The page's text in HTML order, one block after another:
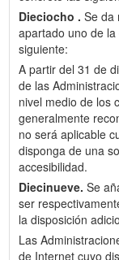
Dieciocho . Se da
apartado uno de
siguiente:
A partir del 31 de
de las
nivel medio de los
generalmente
no será aplicable
disponga de una
accesibilidad.
Diecinueve. Se
ser
la disposición
Las
de Internet cuyo